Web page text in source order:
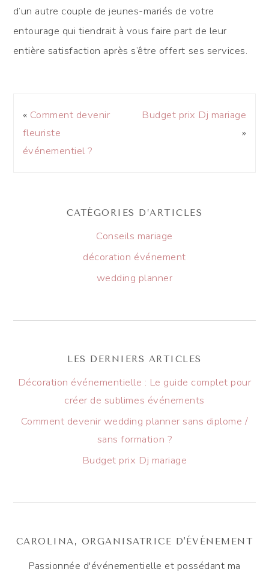
d’un autre couple de jeunes-mariés de votre
entourage qui tiendrait à vous faire part de leur
entière satisfaction après s’être offert ses services.
« Comment devenir
fleuriste
événementiel ?
Budget prix Dj mariage
»
CATÉGORIES D’ARTICLES
Conseils mariage
décoration événement
wedding planner
LES DERNIERS ARTICLES
Décoration événementielle : Le guide complet pour
créer de sublimes événements
Comment devenir wedding planner sans diplome /
sans formation ?
Budget prix Dj mariage
CAROLINA, ORGANISATRICE D'ÉVÉNEMENT
Passionnée d'événementielle et possédant ma